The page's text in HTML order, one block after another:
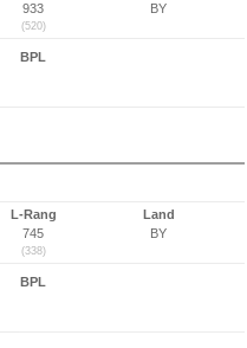
933
(520)
BY
BPL
L-Rang
745
(338)
Land
BY
BPL